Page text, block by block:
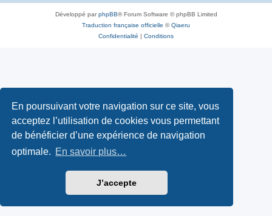
En poursuivant votre navigation sur ce site, vous
acceptez l’utilisation de cookies vous permettant
de bénéficier d’une expérience de navigation
optimale. En savoir plus…
J’accepte
Développé parphpBB® Forum Software © phpBB Limited
Traduction française officielle ©Qiaeru
Confidentialité | Conditions